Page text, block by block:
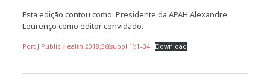
Esta edição contou como Presidente da APAH Alexandre
Lourenço como editor convidado.
Port J Public Health 2018;36(suppl 1):1–34 Download